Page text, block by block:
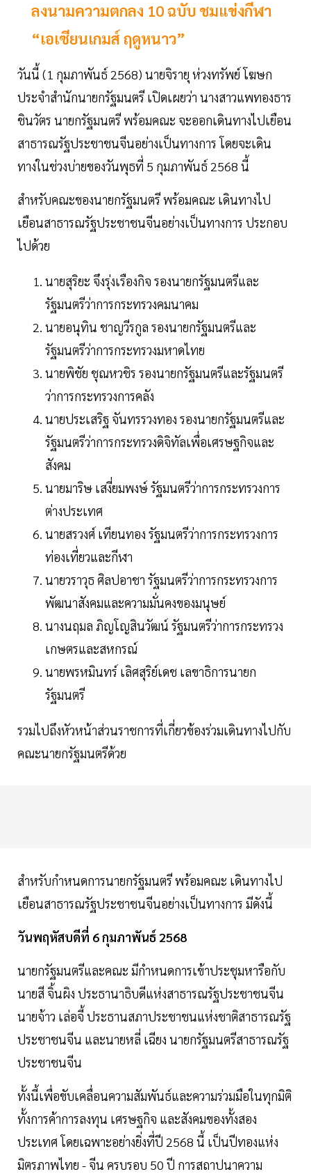
ลงนามความตกลง 10 ฉบับ ชมแข่งกีฬา
“เอเซียนเกมส์ ฤดูหนาว”
วันนี้ (1 กุมภาพันธ์ 2568) นายจิรายุ ห่วงทรัพย์ โฆษก
ประจำสำนักนายกรัฐมนตรี เปิดเผยว่า นางสาวแพทองธาร
ชินวัตร นายกรัฐมนตรี พร้อมคณะ จะออกเดินทางไปเยือน
สาธารณรัฐประชาชนจีนอย่างเป็นทางการ โดยจะเดิน
ทางในช่วงบ่ายของวันพุธที่ 5 กุมภาพันธ์ 2568 นี้
สำหรับคณะของนายกรัฐมนตรี พร้อมคณะ เดินทางไป
เยือนสาธารณรัฐประชาชนจีนอย่างเป็นทางการ ประกอบ
ไปด้วย
นายสุริยะ จึงรุ่งเรืองกิจ รองนายกรัฐมนตรีและ
รัฐมนตรีว่าการกระทรวงคมนาคม
นายอนุทิน ชาญวีรกูล รองนายกรัฐมนตรีและ
รัฐมนตรีว่าการกระทรวงมหาดไทย
นายพิชัย ชุณหวชิร รองนายกรัฐมนตรีและรัฐมนตรี
ว่าการกระทรวงการคลัง
นายประเสริฐ จันทรรวงทอง รองนายกรัฐมนตรีและ
รัฐมนตรีว่าการกระทรวงดิจิทัลเพื่อเศรษฐกิจและ
สังคม
นายมาริษ เสงี่ยมพงษ์ รัฐมนตรีว่าการกระทรวงการ
ต่างประเทศ
นายสรวงศ์ เทียนทอง รัฐมนตรีว่าการกระทรวงการ
ท่องเที่ยวและกีฬา
นายวราวุธ ศิลปอาชา รัฐมนตรีว่าการกระทรวงการ
พัฒนาสังคมและความมั่นคงของมนุษย์
นางนฤมล ภิญโญสินวัฒน์ รัฐมนตรีว่าการกระทรวง
เกษตรและสหกรณ์
นายพรหมินทร์ เลิศสุริย์เดช เลขาธิการนายก
รัฐมนตรี
รวมไปถึงหัวหน้าส่วนราชการที่เกี่ยวข้องร่วมเดินทางไปกับ
คณะนายกรัฐมนตรีด้วย
สำหรับกำหนดการนายกรัฐมนตรี พร้อมคณะ เดินทางไป
เยือนสาธารณรัฐประชาชนจีนอย่างเป็นทางการ มีดังนี้
วันพฤหัสบดีที่ 6 กุมภาพันธ์ 2568
นายกรัฐมนตรีและคณะ มีกำหนดการเข้าประชุมหารือกับ
นายสี จิ้นผิง ประธานาธิบดีแห่งสาธารณรัฐประชาชนจีน
นายจ้าว เล่อจี้ ประธานสภาประชาชนแห่งชาติสาธารณรัฐ
ประชาชนจีน และนายหลี่ เฉียง นายกรัฐมนตรีสาธารณรัฐ
ประชาชนจีน
ทั้งนี้เพื่อขับเคลื่อนความสัมพันธ์และความร่วมมือในทุกมิติ
ทั้งการค้าการลงทุน เศรษฐกิจ และสังคมของทั้งสอง
ประเทศ โดยเฉพาะอย่างยิ่งที่ปี 2568 นี้ เป็นปีทองแห่ง
มิตรภาพไทย - จีน ครบรอบ 50 ปี การสถาปนาความ